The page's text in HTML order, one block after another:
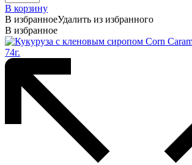
В корзину
В избранноеУдалить из избранного
В избранное